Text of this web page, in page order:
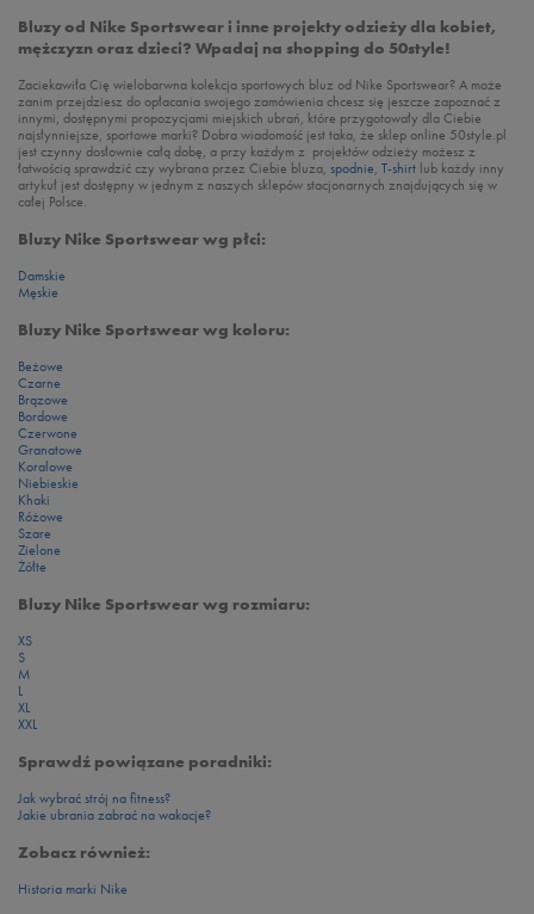
Bluzy od Nike Sportswear i inne projekty odzieży dla kobiet,
mężczyzn oraz dzieci? Wpadaj na shopping do 50style!
Zaciekawiła Cię wielobarwna kolekcja sportowych bluz od Nike Sportswear? A może
zanim przejdziesz do opłacania swojego zamówienia chcesz się jeszcze zapoznać z
innymi, dostępnymi propozycjami miejskich ubrań, które przygotowały dla Ciebie
najsłynniejsze, sportowe marki? Dobra wiadomość jest taka, że sklep online 50style.pl
jest czynny dosłownie całą dobę, a przy każdym z projektów odzieży możesz z
łatwością sprawdzić czy wybrana przez Ciebie bluza, spodnie, T-shirt lub każdy inny
artykuł jest dostępny w jednym z naszych sklepów stacjonarnych znajdujących się w
całej Polsce.
Bluzy Nike Sportswear wg płci:
Damskie
Męskie
Bluzy Nike Sportswear wg koloru:
Beżowe
Czarne
Brązowe
Bordowe
Czerwone
Granatowe
Koralowe
Niebieskie
Khaki
Różowe
Szare
Zielone
Żółte
Bluzy Nike Sportswear wg rozmiaru:
XS
S
M
L
XL
XXL
Sprawdź powiązane poradniki:
Jak wybrać strój na fitness?
Jakie ubrania zabrać na wakacje?
Zobacz również:
Historia marki Nike